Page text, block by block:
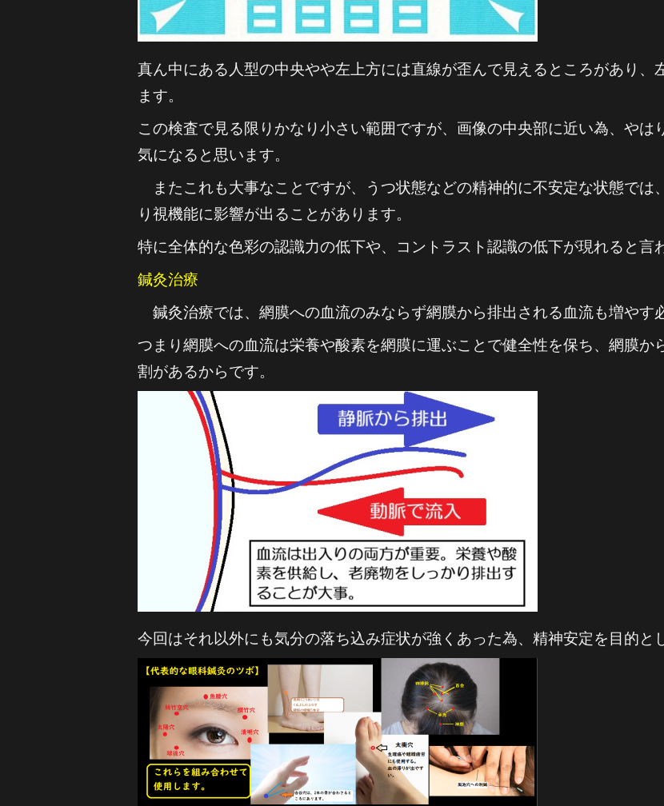
真ん中にある人型の中央やや左上方には直線が歪んで見えるところがあり、
ます。
この検査で見る限りかなり小さい範囲ですが、画像の中央部に近い為、やは
気になると思います。
またこれも大事なことですが、うつ状態などの精神的に不安定な状態では
り視機能に影響が出ることがあります。
特に全体的な色彩の認識力の低下や、コントラスト認識の低下が現れると言
鍼灸治療
鍼灸治療では、網膜への血流のみならず網膜から排出される血流も増やす
つまり網膜への血流は栄養や酸素を網膜に運ぶことで健全性を保ち、網膜か
割があるからです。
今回はそれ以外にも気分の落ち込み症状が強くあった為、精神安定を目的と